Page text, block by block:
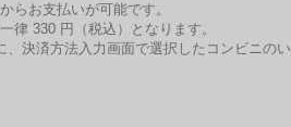
らお支払いが可能です。
律 330 円（税込）となります。
、決済方法入力画面で選択したコンビニのい